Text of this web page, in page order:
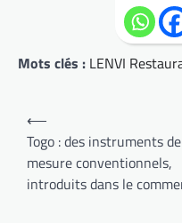
Mots clés : LENVI
Navigation
de
l’article
⟵
Togo : des instruments de
mesure conventionnels,
introduits dans le